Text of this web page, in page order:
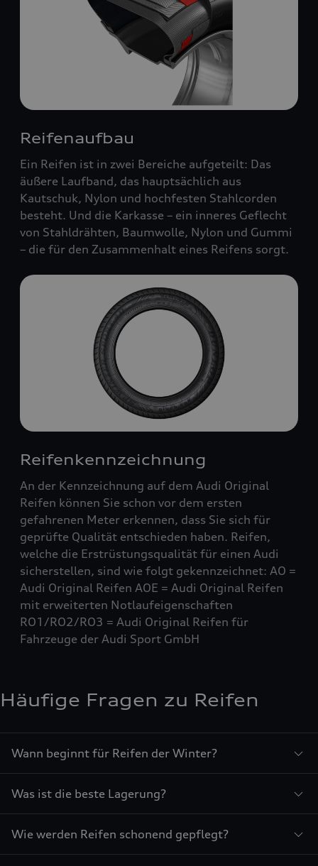
Reifenaufbau
Ein Reifen ist in zwei Bereiche aufgeteilt: Das
äußere Laufband, das hauptsächlich aus
Kautschuk, Nylon und hochfesten Stahlcorden
besteht. Und die Karkasse – ein inneres Geflecht
von Stahldrähten, Baumwolle, Nylon und Gummi
– die für den Zusammenhalt eines Reifens sorgt.
Reifenkennzeichnung
An der Kennzeichnung auf dem Audi Original
Reifen können Sie schon vor dem ersten
gefahrenen Meter erkennen, dass Sie sich für
geprüfte Qualität entschieden haben. Reifen,
welche die Erstrüstungsqualität für einen Audi
sicherstellen, sind wie folgt gekennzeichnet: AO =
Audi Original Reifen AOE = Audi Original Reifen
mit erweiterten Notlaufeigenschaften
RO1/RO2/RO3 = Audi Original Reifen für
Fahrzeuge der Audi Sport GmbH
Häufige Fragen zu Reifen
Wann beginnt für Reifen der Winter?
Was ist die beste Lagerung?
Wie werden Reifen schonend gepflegt?